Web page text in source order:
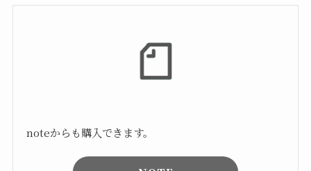
noteからも購入できます。